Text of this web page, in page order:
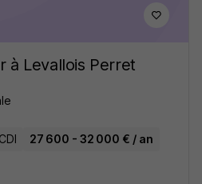
à Levallois Perret
CDI 27 600 - 32 000 € / an